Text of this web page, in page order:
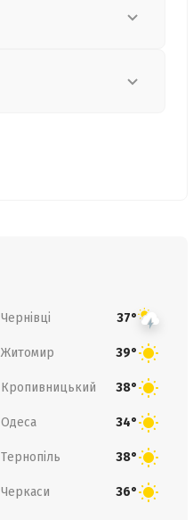
Чернівці 37°
Житомир 39°
Кропивницький 38°
Одеса 34°
Тернопіль 38°
Черкаси 36°